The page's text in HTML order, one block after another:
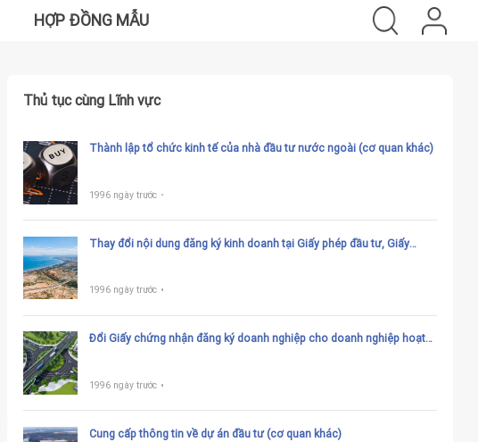
HỢP ĐỒNG MẪU
Thủ tục cùng Lĩnh vực
Thành lập tổ chức kinh tế của nhà đầu tư nước ngoài (cơ quan khác)
1996 ngày trước
Thay đổi nội dung đăng ký kinh doanh tại Giấy phép đầu tư, Giấy
1996 ngày trước
Đổi Giấy chứng nhận đăng ký doanh nghiệp cho doanh nghiệp hoạt
pháp lý tương đương
1996 ngày trước
Cung cấp thông tin về dự án đầu tư (cơ quan khác)